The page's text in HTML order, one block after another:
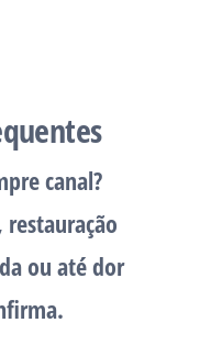
canal?
ou até dor